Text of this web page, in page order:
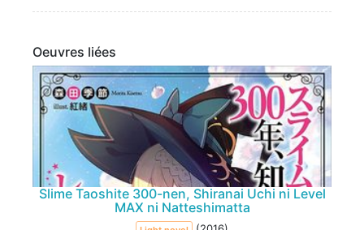
Oeuvres liées
Slime Taoshite 300-nen, Shiranai Uchi ni Level
MAX ni Natteshimatta